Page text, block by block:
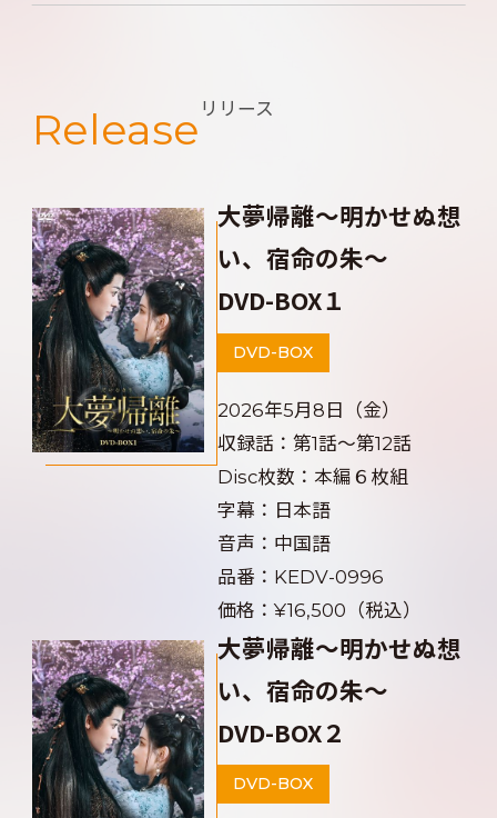
Release リリース
大夢帰離～明かせぬ想
い、宿命の朱～
DVD-BOX１
DVD-BOX
2026年5月8日（金）
収録話：第1話～第12話
Disc枚数：本編６枚組
字幕：日本語
音声：中国語
品番：KEDV-0996
価格：¥16,500（税込）
大夢帰離～明かせぬ想
い、宿命の朱～
DVD-BOX２
DVD-BOX